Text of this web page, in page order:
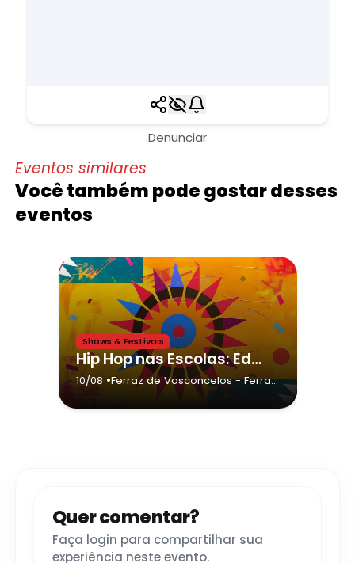
Denunciar
Eventos similares
Você também pode gostar desses
eventos
Shows & Festivais
Hip Hop nas Escolas: Educação, Cultura e Transformação,Ferraz de Vasconcelos
10/08 •Ferraz de Vasconcelos- Ferraz
Quer comentar?
Faça login para compartilhar sua
experiência neste evento.